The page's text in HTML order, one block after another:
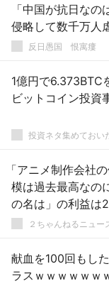
「中国が抗日な
侵略して数千万人
反日愚国 恨寓瘻
1億円で6.373BTC
ビットコイン投資
投資ネタ集めておい
「アニメ制作会社
模は過去最高なのに「
の名は」の利益は
２ちゃんねるニュー
献血を100回もし
ラスｗｗｗｗｗｗ